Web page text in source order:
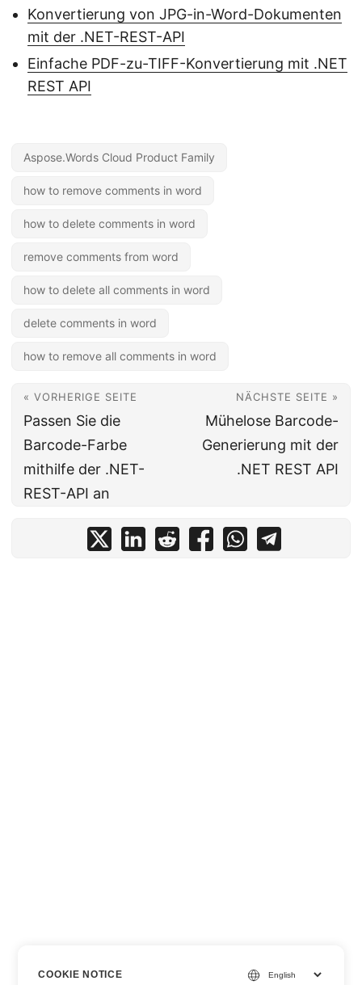
Konvertierung von JPG-in-Word-Dokumenten
mit der .NET-REST-API
Einfache PDF-zu-TIFF-Konvertierung mit .NET
REST API
Aspose.Words Cloud Product Family
how to remove comments in word
how to delete comments in word
remove comments from word
how to delete all comments in word
delete comments in word
how to remove all comments in word
« VORHERIGE SEITE
Passen Sie die
Barcode-Farbe
mithilfe der .NET-
REST-API an
NÄCHSTE SEITE »
Mühelose Barcode-
Generierung mit der
.NET REST API
COOKIE NOTICE